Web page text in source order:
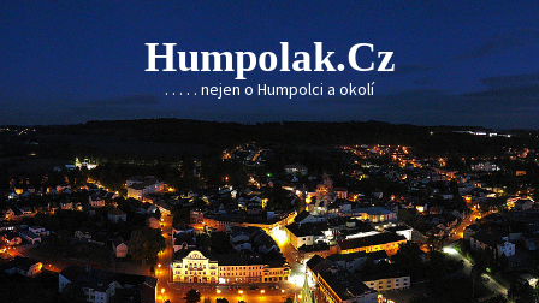
Skip
to
content
Humpolak.cz
. . . . . nejen o Humpolci a okolí